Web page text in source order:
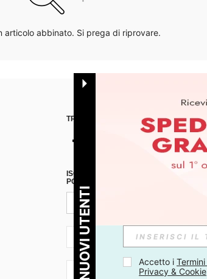
articolo abbinato. Si prega di riprovare.
TROVACI SU
ISCRIVITI ALLA NOSTRA
POSSIBILE ANNULLARE LA
IT + 39
IT + 39
PER I NUOVI UTENTI Accetto i
Privacy & Cookie